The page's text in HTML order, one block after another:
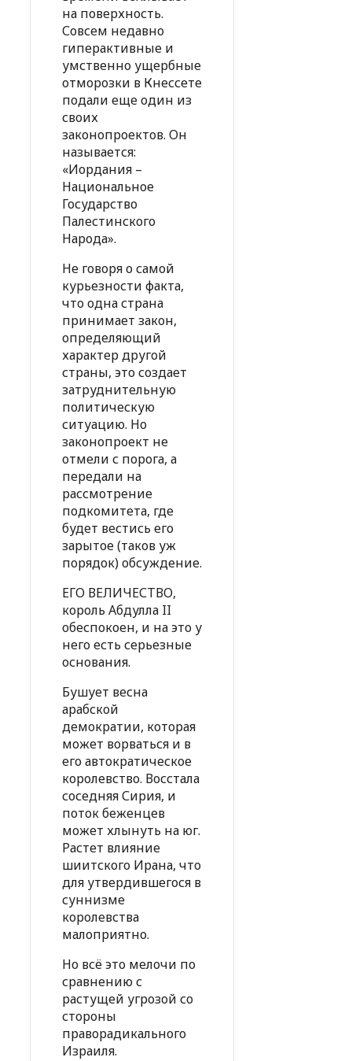
на поверхность.
Совсем недавно
гиперактивные и
умственно ущербные
отморозки в Кнессете
подали еще один из
своих
законопроектов. Он
называется:
«Иордания –
Национальное
Государство
Палестинского
Народа».
Не говоря о самой
курьезности факта,
что одна страна
принимает закон,
определяющий
характер другой
страны, это создает
затруднительную
политическую
ситуацию. Но
законопроект не
отмели с порога, а
передали на
рассмотрение
подкомитета, где
будет вестись его
зарытое (таков уж
порядок) обсуждение.
ЕГО ВЕЛИЧЕСТВО,
король Абдулла II
обеспокоен, и на это у
него есть серьезные
основания.
Бушует весна
арабской
демократии, которая
может ворваться и в
его автократическое
королевство. Восстала
соседняя Сирия, и
поток беженцев
может хлынуть на юг.
Растет влияние
шиитского Ирана, что
для утвердившегося в
суннизме
королевства
малоприятно.
Но всё это мелочи по
сравнению с
растущей угрозой со
стороны
праворадикального
Израиля.